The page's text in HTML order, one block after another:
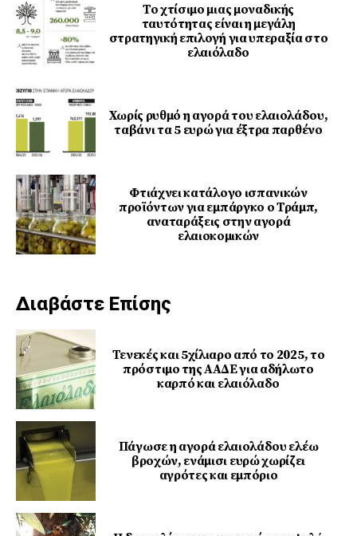
Το χτίσιμο μιας μοναδικής
ταυτότητας είναι η μεγάλη
στρατηγική επιλογή για υπεραξία στο
ελαιόλαδο
Χωρίς ρυθμό η αγορά του ελαιολάδου,
ταβάνι τα 5 ευρώ για έξτρα παρθένο
Φτιάχνει κατάλογο ισπανικών
προϊόντων για εμπάργκο ο Τράμπ,
αναταράξεις στην αγορά
ελαιοκομικών
Διαβάστε Επίσης
Τενεκές και 5χίλιαρο από το 2025, το
πρόστιμο της ΑΑΔΕ για αδήλωτο
καρπό και ελαιόλαδο
Πάγωσε η αγορά ελαιολάδου ελέω
βροχών, ενάμισι ευρώ χωρίζει
αγρότες και εμπόριο